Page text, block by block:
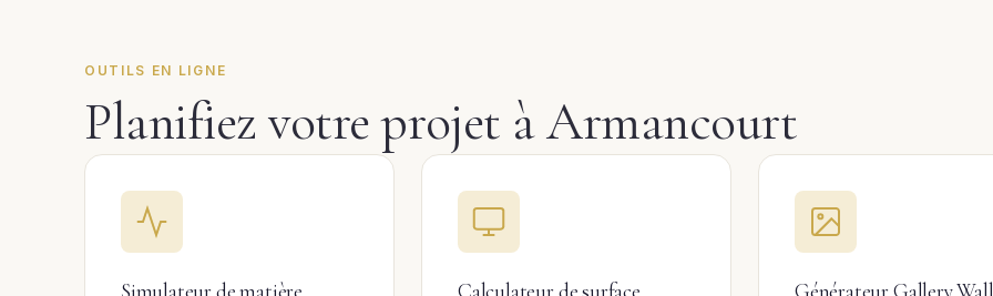
OUTILS EN LIGNE
Planifiez votre projet à Armancourt